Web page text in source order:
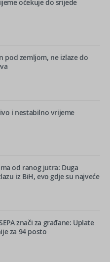
očekuje do srijede
pod zemljom, ne izlaze do
i nestabilno vrijeme
od ranog jutra: Duga
iz BiH, evo gdje su najveće
znači za građane: Uplate
za 94 posto